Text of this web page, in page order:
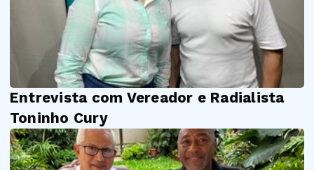
Entrevista com Vereador e Radialista
Toninho Cury